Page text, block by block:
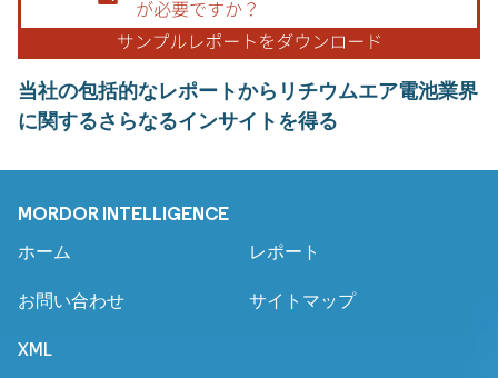
当社の包括的なレポートからリチウムエア電池業界
に関するさらなるインサイトを得る
MORDOR INTELLIGENCE
ホーム レポート
お問い合わせ サイトマップ
XML